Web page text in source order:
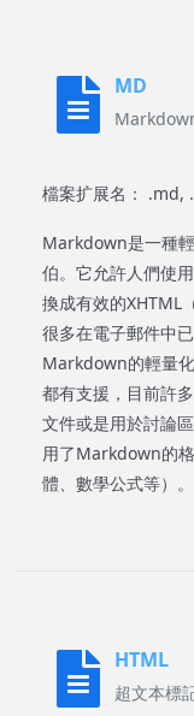
MD
檔案扩展名： .md,
Markdown是一種
伯。它允許人們使
換成有效的XHTML
很多在電子郵件中
Markdown的輕量
都有支援，目前許
文件或是用於討論
用了Markdown的
體、數學公式等）。
HTML
超文本標